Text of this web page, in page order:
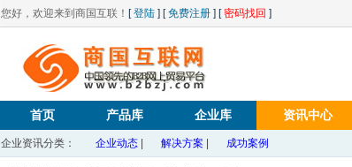
您好，欢迎来到商国互联！ [登陆 ] [免费注册 ] [密码找回 ]
首页 产品库 企业库 资讯中心
企业资讯分类： 企业动态 解决方案 成功案例